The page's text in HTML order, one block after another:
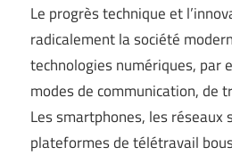
Le progrès technique et
radicalement la société
technologies numériques, par
modes de communication, de
Les smartphones, les réseaux
plateformes de télétravail